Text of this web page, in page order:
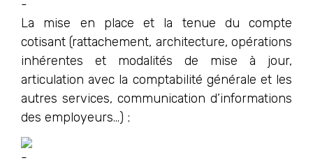
La mise en place et la tenue du compte
cotisant (rattachement, architecture, opérations
inhérentes et modalités de mise à jour,
articulation avec la comptabilité générale et les
autres services, communication d’informations
des employeurs…) ;